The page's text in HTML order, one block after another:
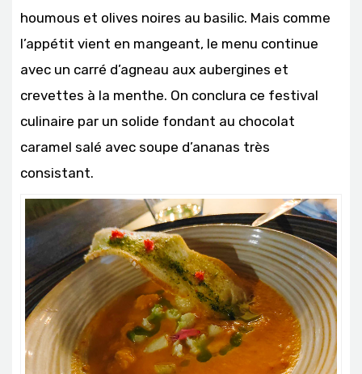
houmous et olives noires au basilic. Mais comme
l’appétit vient en mangeant, le menu continue
avec un carré d’agneau aux aubergines et
crevettes à la menthe. On conclura ce festival
culinaire par un solide fondant au chocolat
caramel salé avec soupe d’ananas très
consistant.